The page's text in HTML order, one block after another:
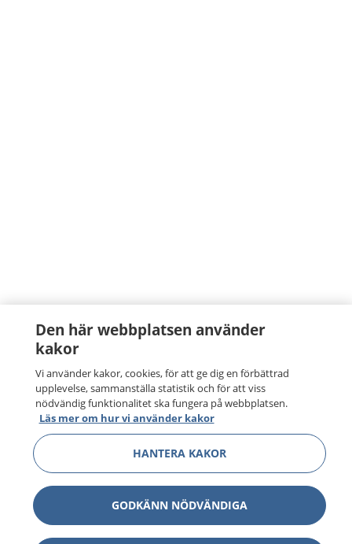
Den här webbplatsen använder
kakor
Vi använder kakor, cookies, för att ge dig en förbättrad
upplevelse, sammanställa statistik och för att viss
nödvändig funktionalitet ska fungera på webbplatsen.
Läs mer om hur vi använder kakor
HANTERA KAKOR
GODKÄNN NÖDVÄNDIGA